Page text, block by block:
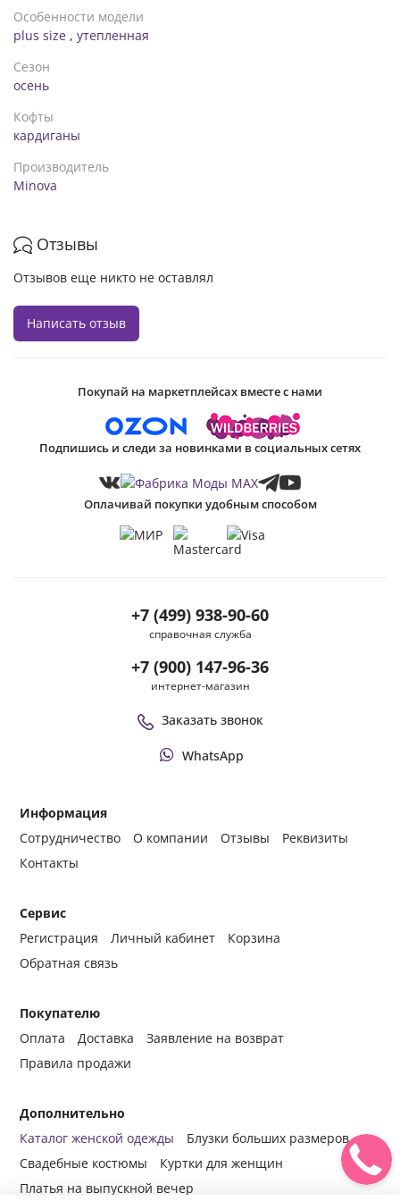
Особенности модели
plus size , утепленная
Сезон
осень
Кофты
кардиганы
Производитель
Minova
Отзывы
Отзывов еще никто не оставлял
Написать отзыв
Информация
Сотрудничество
О компании Отзывы
Реквизиты
Контакты
Сервис
Регистрация
Личный кабинет
Корзина
Обратная связь
Покупателю
Оплата
Доставка
Заявление на возврат
Правила продажи
Дополнительно
Каталог женской одежды
Блузки больших размеров
Свадебные костюмы
Куртки для женщин
Платья на выпускной вечер
+7 (499) 938-90-60
справочная служба
+7 (900) 147-96-36
интернет-магазин
Заказать звонок
WhatsApp
Покупай на маркетплейсах вместе с нами
Подпишись и следи за новинками в социальных сетях
Оплачивай покупки удобным способом